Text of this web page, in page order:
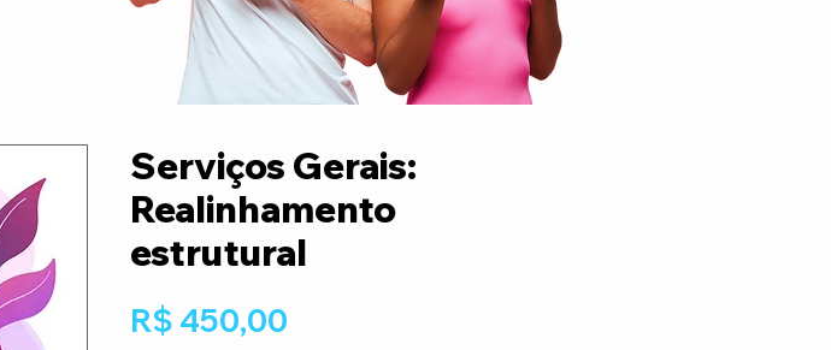
Serviços Gerais:
Realinhamento
estrutural
R$ 450,00